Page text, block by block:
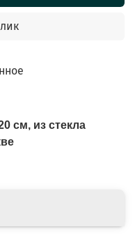
см, из стекла